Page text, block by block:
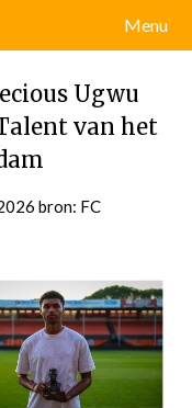
Menu
Ugwu
van het
door
bron: FC